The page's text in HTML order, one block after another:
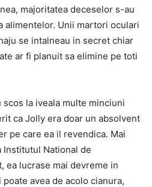
majoritatea deceselor s-au
alimentelor. Unii martori oculari
se intalneau in secret chiar
ar fi planuit sa elimine pe toti
la iveala multe minciuni
ca Jolly era doar un absolvent
pe care ea il revendica. Mai
Institutul National de
ea lucrase mai devreme in
avea de acolo cianura,